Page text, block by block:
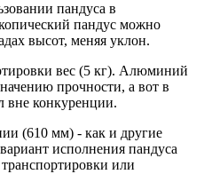
пандуса в
пандус можно
высот, меняя уклон.
вес (5 кг). Алюминий
прочности, а вот в
вне конкуренции.
(610 мм) - как и другие
исполнения пандуса
или